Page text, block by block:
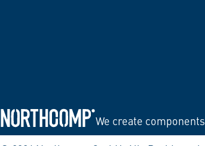
Zur Startseite
We create components